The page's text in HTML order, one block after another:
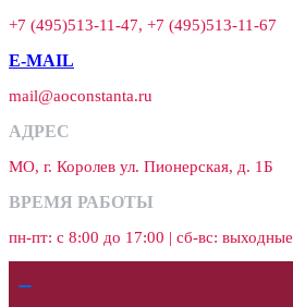
+7 (495)513-11-47, +7 (495)513-11-67
E-MAIL
mail@aoconstanta.ru
АДРЕС
МО, г. Королев ул. Пионерская, д. 1Б
ВРЕМЯ РАБОТЫ
пн-пт: с 8:00 до 17:00 | сб-вс: выходные